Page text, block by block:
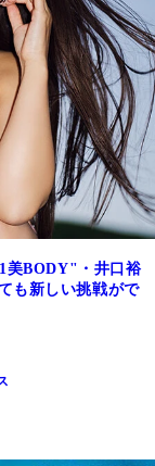
美BODY"・井口裕
も新しい挑戦がで